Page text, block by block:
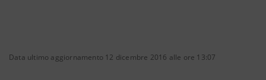
Data ultimo aggiornamento 12 dicembre 2016 alle ore 13:07